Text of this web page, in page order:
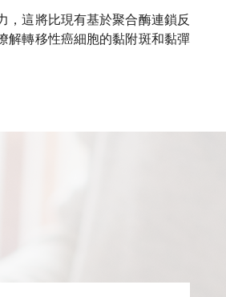
，這將比現有基於聚合酶連鎖反
解轉移性癌細胞的黏附斑和黏彈